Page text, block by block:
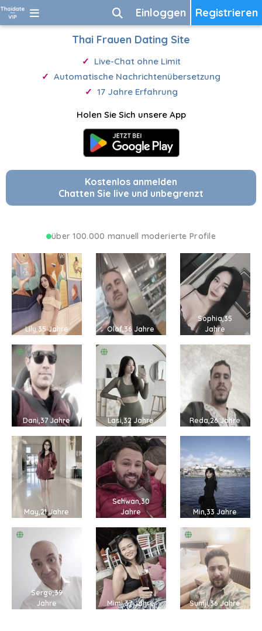
Registrieren
Einloggen
Thai Frauen Dating Site
Live-Chat ohne Limit
Automatische Nachrichtenübersetzung
17 Jahre Erfahrung
Holen Sie Sich unsere App
Kostenlos anmelden
Chatten Sie live und unbegrenzt
über 100.000 manuell moderierte Profile
Lily,35 Jahre Olof,36 Jahre
Sophia,35
Jahre
Dani,37 Jahre Lasi,32 Jahre Reda,26 Jahre
May,21 Jahre
Schwan,30
Jahre
Min,33 Jahre
Serge,39
Jahre
Mimi,37 Jahre Sumji,36 Jahre